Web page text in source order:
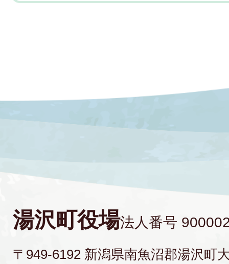
湯沢町役場法人番号
〒949-6192 新潟県南魚沼郡湯沢町